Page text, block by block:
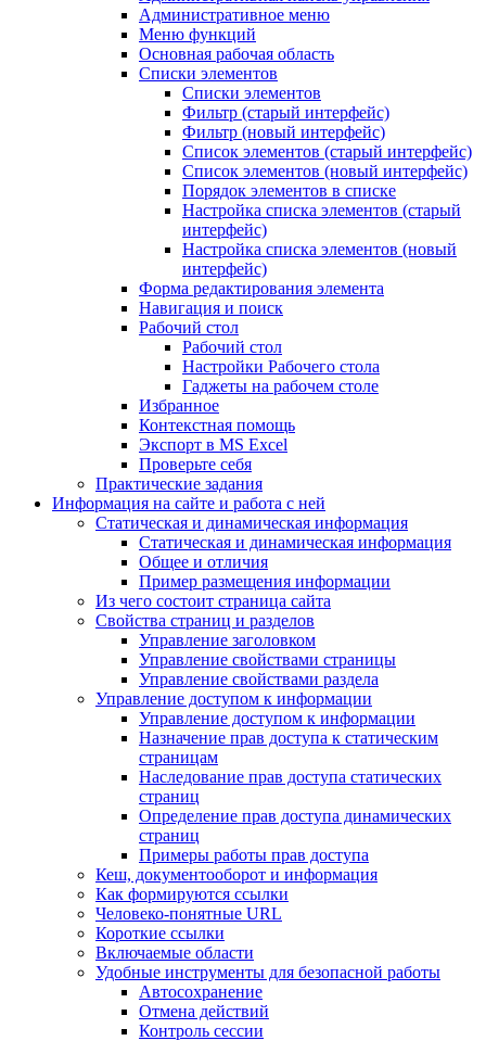
Административное меню
Меню функций
Основная рабочая область
Списки элементов
Списки элементов
Фильтр (старый интерфейс)
Фильтр (новый интерфейс)
Список элементов (старый интерфейс)
Список элементов (новый интерфейс)
Порядок элементов в списке
Настройка списка элементов (старый
интерфейс)
Настройка списка элементов (новый
интерфейс)
Форма редактирования элемента
Навигация и поиск
Рабочий стол
Рабочий стол
Настройки Рабочего стола
Гаджеты на рабочем столе
Избранное
Контекстная помощь
Экспорт в MS Excel
Проверьте себя
Практические задания
Информация на сайте и работа с ней
Статическая и динамическая информация
Статическая и динамическая информация
Общее и отличия
Пример размещения информации
Из чего состоит страница сайта
Свойства страниц и разделов
Управление заголовком
Управление свойствами страницы
Управление свойствами раздела
Управление доступом к информации
Управление доступом к информации
Назначение прав доступа к статическим
страницам
Наследование прав доступа статических
страниц
Определение прав доступа динамических
страниц
Примеры работы прав доступа
Кеш, документооборот и информация
Как формируются ссылки
Человеко-понятные URL
Короткие ссылки
Включаемые области
Удобные инструменты для безопасной работы
Автосохранение
Отмена действий
Контроль сессии